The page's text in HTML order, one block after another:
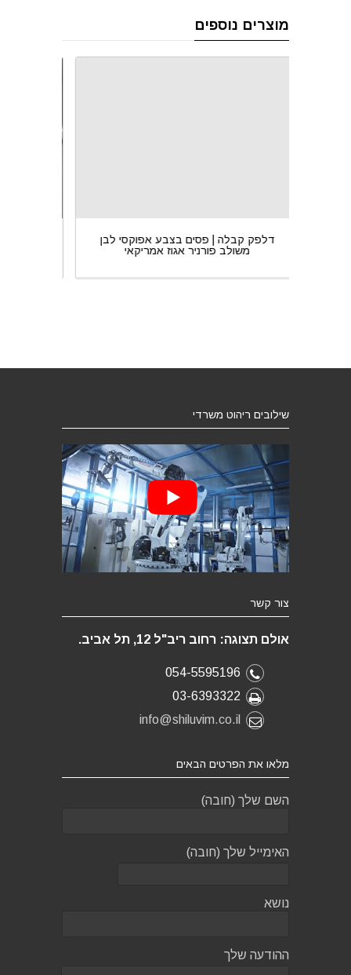
מוצרים נוספים
דלפק קבלה | פסים בצבע אפוקסי לבן
משולב פורניר אגוז אמריקאי
שילובים ריהוט משרדי
צור קשר
אולם תצוגה: רחוב ריב"ל 12, תל אביב.
054-5595196
03-6393322
info@shiluvim.co.il
מלאו את הפרטים הבאים
השם שלך (חובה)
האימייל שלך (חובה)
נושא
ההודעה שלך